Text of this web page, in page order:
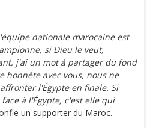
nationale marocaine est
si Dieu le veut,
j'ai un mot à partager du fond
honnête avec vous, nous ne
l'Égypte en finale. Si
à l'Égypte, c'est elle qui
un supporter du Maroc.